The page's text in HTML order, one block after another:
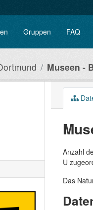
Gruppen FAQ
Museen -
Anzahl
U
Das